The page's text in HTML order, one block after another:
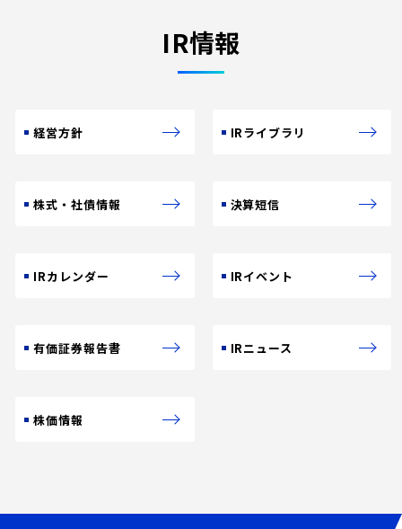
IR情報
経営方針 IRライブラリ
株式・社債情報 決算短信
IRカレンダー IRイベント
有価証券報告書 IRニュース
株価情報